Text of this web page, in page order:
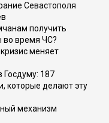
Севастополя
получить
во время ЧС?
меняет
Госдуму: 187
которые делают эту
механизм